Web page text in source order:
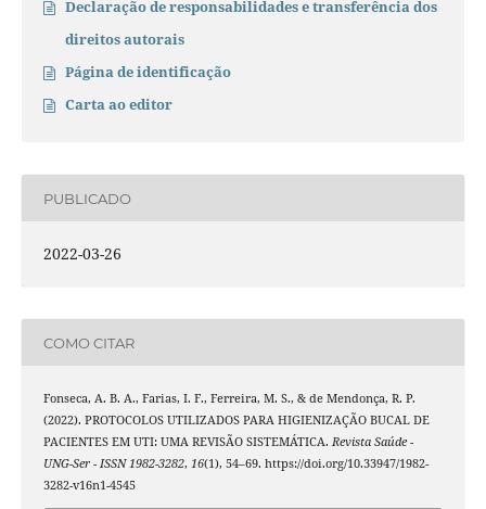
Declaração de responsabilidades e transferência dos
direitos autorais
Página de identificação
Carta ao editor
PUBLICADO
2022-03-26
COMO CITAR
Fonseca, A. B. A., Farias, I. F., Ferreira, M. S., & de Mendonça, R. P.
(2022). PROTOCOLOS UTILIZADOS PARA HIGIENIZAÇÃO BUCAL DE
PACIENTES EM UTI: UMA REVISÃO SISTEMÁTICA. Revista Saúde -
UNG-Ser - ISSN 1982-3282, 16(1), 54–69. https://doi.org/10.33947/1982-
3282-v16n1-4545